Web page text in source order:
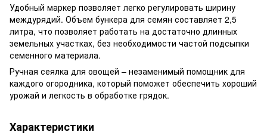
Удобный маркер позволяет легко регулировать ширину
междурядий. Объем бункера для семян составляет 2,5
литра, что позволяет работать на достаточно длинных
земельных участках, без необходимости частой подсыпки
семенного материала.
Ручная сеялка для овощей – незаменимый помощник для
каждого огородника, который поможет обеспечить хороший
урожай и легкость в обработке грядок.
Характеристики